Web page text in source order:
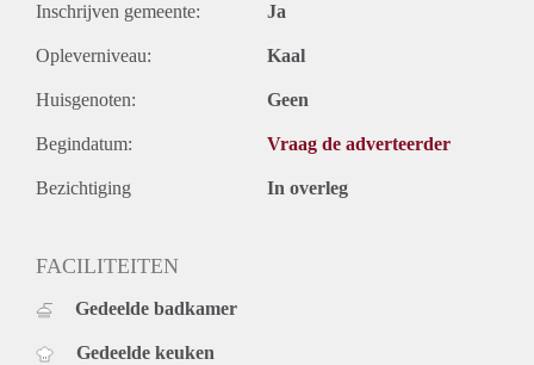
Inschrijven gemeente: Ja
Opleverniveau: Kaal
Huisgenoten: Geen
Begindatum: Vraag de adverteerder
Bezichtiging In overleg
FACILITEITEN
Gedeelde badkamer
Gedeelde keuken